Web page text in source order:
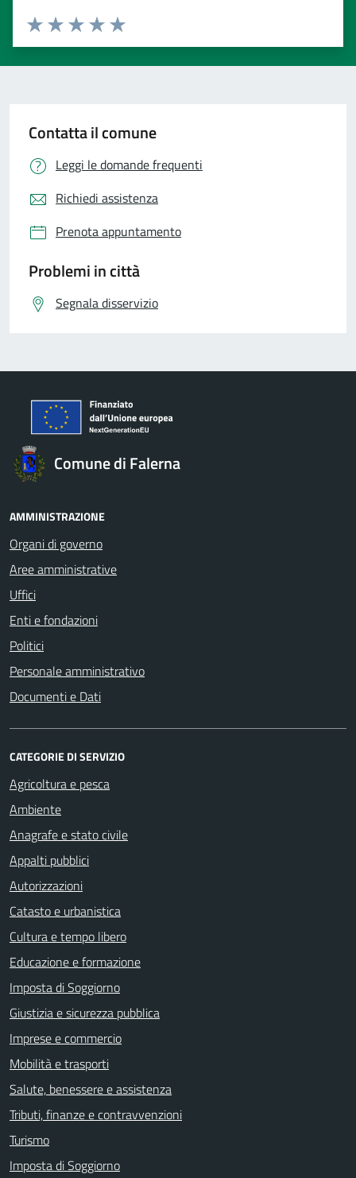
Valuta 5 stelle su 5
Valuta 4 stelle su 5
Valuta 3 stelle su 5
Valuta 2 stelle su 5
Valuta 1 stelle su 5
Contatta il comune
Leggi le domande frequenti
Richiedi assistenza
Prenota appuntamento
Problemi in città
Segnala disservizio
Comune di Falerna
AMMINISTRAZIONE
Organi di governo
Aree amministrative
Uffici
Enti e fondazioni
Politici
Personale amministrativo
Documenti e Dati
CATEGORIE DI SERVIZIO
Agricoltura e pesca
Ambiente
Anagrafe e stato civile
Appalti pubblici
Autorizzazioni
Catasto e urbanistica
Cultura e tempo libero
Educazione e formazione
Imposta di Soggiorno
Giustizia e sicurezza pubblica
Imprese e commercio
Mobilità e trasporti
Salute, benessere e assistenza
Tributi, finanze e contravvenzioni
Turismo
Imposta di Soggiorno